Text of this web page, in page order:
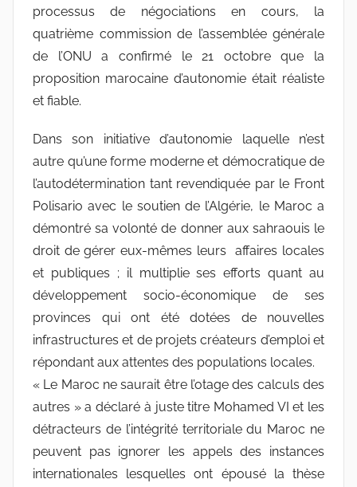
processus de négociations en cours, la
quatrième commission de l’assemblée générale
de l’ONU a confirmé le 21 octobre que la
proposition marocaine d’autonomie était réaliste
et fiable.
Dans son initiative d’autonomie laquelle n’est
autre qu’une forme moderne et démocratique de
l’autodétermination tant revendiquée par le Front
Polisario avec le soutien de l’Algérie, le Maroc a
démontré sa volonté de donner aux sahraouis le
droit de gérer eux-mêmes leurs affaires locales
et publiques ; il multiplie ses efforts quant au
développement socio-économique de ses
provinces qui ont été dotées de nouvelles
infrastructures et de projets créateurs d’emploi et
répondant aux attentes des populations locales.
« Le Maroc ne saurait être l’otage des calculs des
autres » a déclaré à juste titre Mohamed VI et les
détracteurs de l’intégrité territoriale du Maroc ne
peuvent pas ignorer les appels des instances
internationales lesquelles ont épousé la thèse